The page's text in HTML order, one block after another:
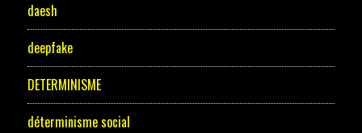
daesh
deepfake
DETERMINISME
déterminisme social